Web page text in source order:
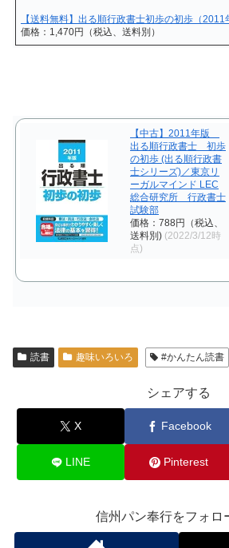
【送料無料】出る順行政書士初歩の初歩（2011
価格：1,470円（税込、送料別）
【中古】2011年版
出る順行政書士 初歩
の初歩 (出る順行政書
士シリーズ)／東京リ
ーガルマインド LEC
総合研究所 行政書士
試験部
価格：788円（税込、
送料別) (2022/3/12時
点)
読書 趣味いろいろ #かんたん読書
シェアする
X Facebook
LINE Pinterest
信州パン奉行をフォロ